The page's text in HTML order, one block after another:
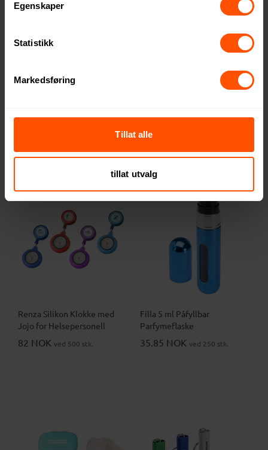
Egenskaper
Statistikk
Markedsføring
Tillat alle
tillat utvalg
18.35 NOK
Melvar Sikkerhetsalarm med
139 NOK
Renza Silikon Klokke med
Jojo for Helsepersonell
82 NOK ved 500 stk.
Filla 5 ml Påfyllbar
Parfymeflaske
35.85 NOK ved 250 stk.